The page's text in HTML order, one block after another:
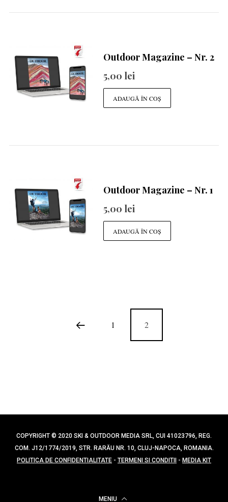
Outdoor Magazine – Nr. 2
5,00 lei
ADAUGĂ ÎN COȘ
Outdoor Magazine – Nr. 1
5,00 lei
ADAUGĂ ÎN COȘ
1 2
COPYRIGHT © 2020 SKI & OUTDOOR MEDIA SRL, CUI 41023796, REG.
COM. J12/1774/2019, STR. RARĂU NR. 10, CLUJ-NAPOCA, ROMANIA.
POLITICA DE CONFIDENTIALITATE - TERMENI SI CONDITII - MEDIA KIT
MENIU